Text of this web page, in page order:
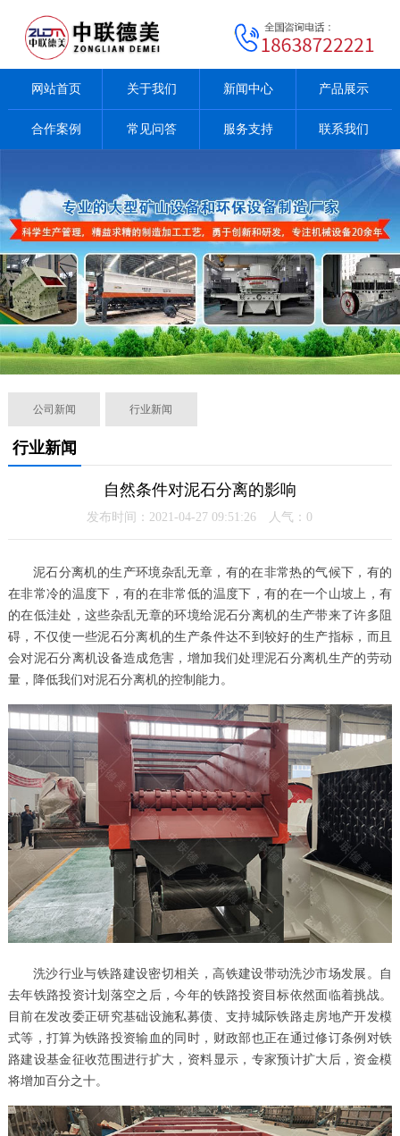
网站首页 关于我们 新闻中心 产品展示
合作案例 常见问答 服务支持 联系我们
公司新闻 行业新闻
行业新闻
自然条件对泥石分离的影响
发布时间：2021-04-27 09:51:26 人气： 0
泥石分离机的生产环境杂乱无章，有的在非常热的气候下，有的
在非常冷的温度下，有的在非常低的温度下，有的在一个山坡上，有
的在低洼处，这些杂乱无章的环境给泥石分离机的生产带来了许多阻
碍，不仅使一些泥石分离机的生产条件达不到较好的生产指标，而且
会对泥石分离机设备造成危害，增加我们处理泥石分离机生产的劳动
量，降低我们对泥石分离机的控制能力。
洗沙行业与铁路建设密切相关，高铁建设带动洗沙市场发展。自
去年铁路投资计划落空之后，今年的铁路投资目标依然面临着挑战。
目前在发改委正研究基础设施私募债、支持城际铁路走房地产开发模
式等，打算为铁路投资输血的同时，财政部也正在通过修订条例对铁
路建设基金征收范围进行扩大，资料显示，专家预计扩大后，资金模
将增加百分之十。